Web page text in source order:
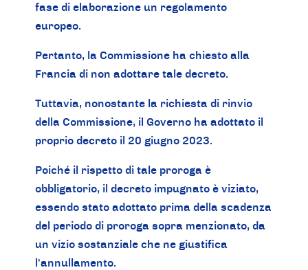
fase di elaborazione un regolamento
europeo.
Pertanto, la Commissione ha chiesto alla
Francia di non adottare tale decreto.
Tuttavia, nonostante la richiesta di rinvio
della Commissione, il Governo ha adottato il
proprio decreto il 20 giugno 2023.
Poiché il rispetto di tale proroga è
obbligatorio, il decreto impugnato è viziato,
essendo stato adottato prima della scadenza
del periodo di proroga sopra menzionato, da
un vizio sostanziale che ne giustifica
l'annullamento.